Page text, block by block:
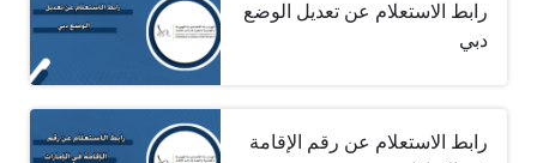
رابط الاستعلام عن تعديل الوضع
دبي
رابط الاستعلام عن رقم الإقامة